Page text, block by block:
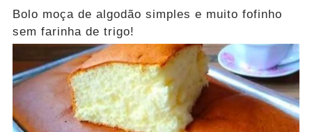
Bolo moça de algodão simples e muito fofinho
sem farinha de trigo!